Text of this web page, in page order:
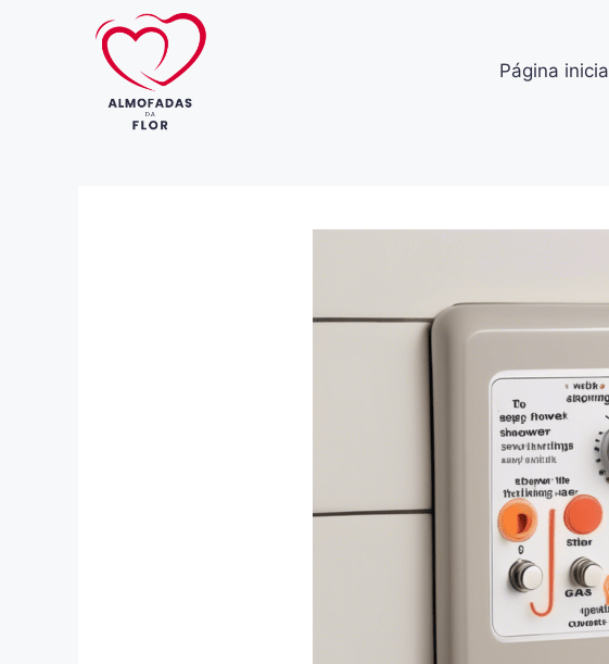
Página